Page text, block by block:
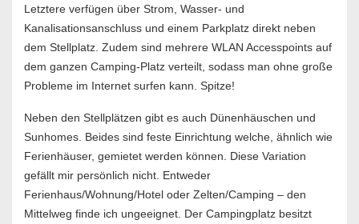
Letztere verfügen über Strom, Wasser- und
Kanalisationsanschluss und einem Parkplatz direkt neben
dem Stellplatz. Zudem sind mehrere WLAN Accesspoints auf
dem ganzen Camping-Platz verteilt, sodass man ohne große
Probleme im Internet surfen kann. Spitze!
Neben den Stellplätzen gibt es auch Dünenhäuschen und
Sunhomes. Beides sind feste Einrichtung welche, ähnlich wie
Ferienhäuser, gemietet werden können. Diese Variation
gefällt mir persönlich nicht. Entweder
Ferienhaus/Wohnung/Hotel oder Zelten/Camping – den
Mittelweg finde ich ungeeignet. Der Campingplatz besitzt